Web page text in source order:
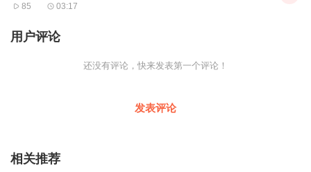
85 03:17
用户评论
还没有评论，快来发表第一个评论！
发表评论
相关推荐